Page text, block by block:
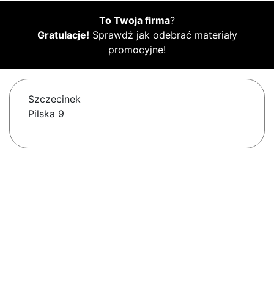
To Twoja firma?
Gratulacje! Sprawdź jak odebrać materiały
promocyjne!
Szczecinek
Pilska 9